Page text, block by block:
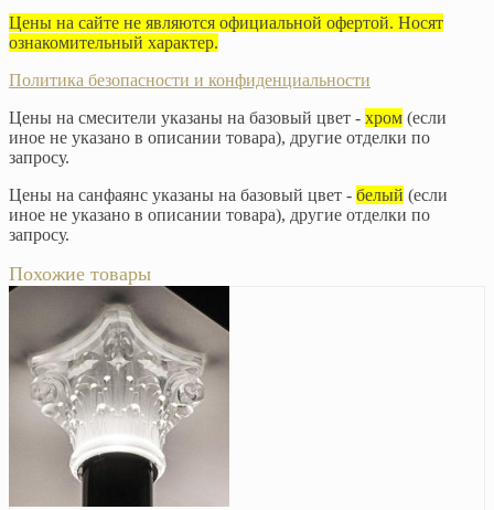
Цены на сайте не являются официальной офертой. Носят
ознакомительный характер.
Политика безопасности и конфиденциальности
Цены на смесители указаны на базовый цвет - хром (если
иное не указано в описании товара), другие отделки по
запросу.
Цены на санфаянс указаны на базовый цвет - белый (если
иное не указано в описании товара), другие отделки по
запросу.
Похожие товары